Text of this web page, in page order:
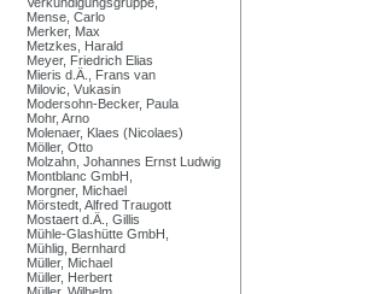
Mense, Carlo
Merker, Max
Metzkes, Harald
Meyer, Friedrich Elias
Mieris d.Ä., Frans van
Milovic, Vukasin
Modersohn-Becker, Paula
Mohr, Arno
Molenaer, Klaes (Nicolaes)
Möller, Otto
Molzahn, Johannes Ernst Ludwig
Montblanc GmbH,
Morgner, Michael
Mörstedt, Alfred Traugott
Mostaert d.Ä., Gillis
Mühle-Glashütte GmbH,
Mühlig, Bernhard
Müller, Michael
Müller, Herbert